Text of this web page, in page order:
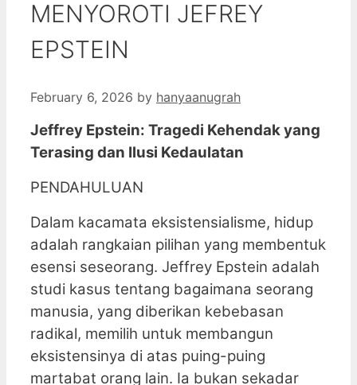
MENYOROTI JEFREY
EPSTEIN
February 6, 2026 by hanyaanugrah
Jeffrey Epstein: Tragedi Kehendak yang
Terasing dan Ilusi Kedaulatan
PENDAHULUAN
Dalam kacamata eksistensialisme, hidup
adalah rangkaian pilihan yang membentuk
esensi seseorang. Jeffrey Epstein adalah
studi kasus tentang bagaimana seorang
manusia, yang diberikan kebebasan
radikal, memilih untuk membangun
eksistensinya di atas puing-puing
martabat orang lain. Ia bukan sekadar